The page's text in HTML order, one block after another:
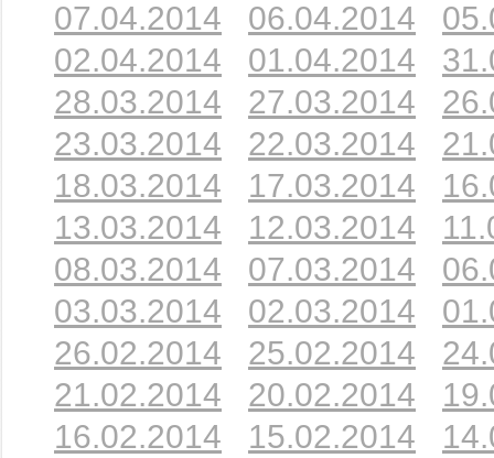
07.04.2014 06.04.2014
02.04.2014
01.04.2014
28.03.2014
27.03.2014
23.03.2014
22.03.2014
18.03.2014
17.03.2014
13.03.2014
12.03.2014
08.03.2014
07.03.2014
03.03.2014
02.03.2014
26.02.2014
25.02.2014
21.02.2014
20.02.2014
16.02.2014
15.02.2014